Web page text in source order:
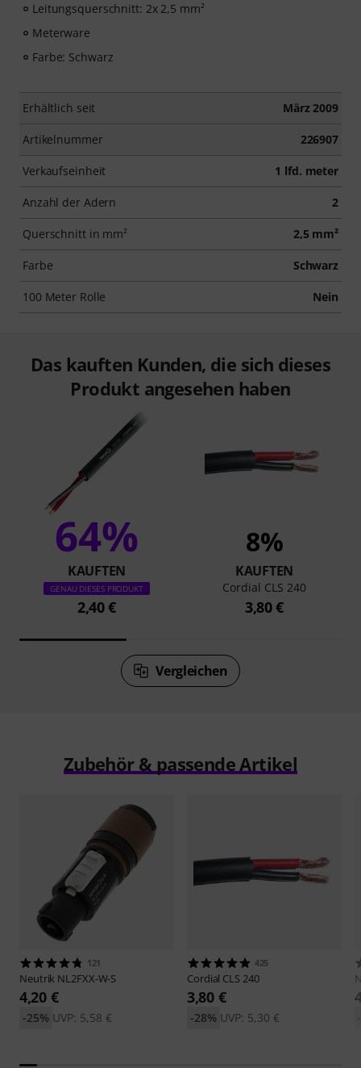
Leitungsquerschnitt: 2x 2,5 mm²
Meterware
Farbe: Schwarz
Erhältlich seit März 2009
Artikelnummer 226907
Verkaufseinheit 1 lfd. meter
Anzahl der Adern 2
Querschnitt in mm² 2,5 mm²
Farbe Schwarz
100 Meter Rolle Nein
Das kauften Kunden, die sich dieses
Produkt angesehen haben
64%
KAUFTEN
GENAU DIESES PRODUKT
2,40 €
8%
KAUFTEN
Cordial CLS 240
3,80 €
Vergleichen
Zubehör & passende Artikel
121
Neutrik NL2FXX-W-S
4,20 €
UVP: 5,58 €
-25%
425
Cordial CLS 240
3,80 €
UVP: 5,30 €
-28%